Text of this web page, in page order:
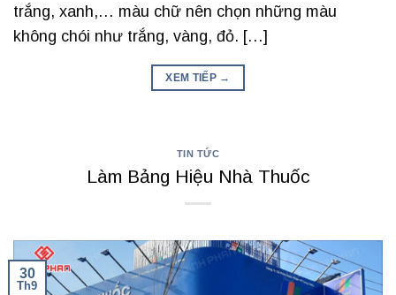
trắng, xanh,… màu chữ nên chọn những màu
không chói như trắng, vàng, đỏ. […]
XEM TIẾP →
TIN TỨC
Làm Bảng Hiệu Nhà Thuốc
30
Th9